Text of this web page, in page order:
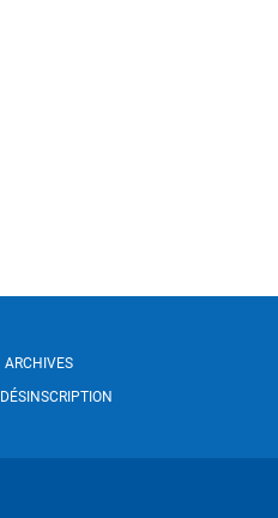
ARCHIVES
DÉSINSCRIPTION